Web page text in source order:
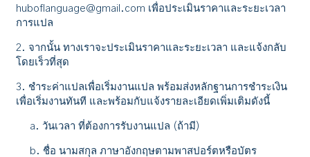
huboflanguage@gmail.com เพื่อประเมินราคาและระยะเวลา
การแปล
2. จากนั้น ทางเราจะประเมินราคาและระยะเวลา และแจ้งกลับ
โดยเร็วที่สุด
3. ชำระค่าแปลเพื่อเริ่มงานแปล พร้อมส่งหลักฐานการชำระเงิน
เพื่อเริ่มงานทันที และพร้อมกับแจ้งรายละเอียดเพิ่มเติมดังนี้
a. วันเวลา ที่ต้องการรับงานแปล (ถ้ามี)
b. ชื่อ นามสกุล ภาษาอังกฤษตามพาสปอร์ตหรือบัตร